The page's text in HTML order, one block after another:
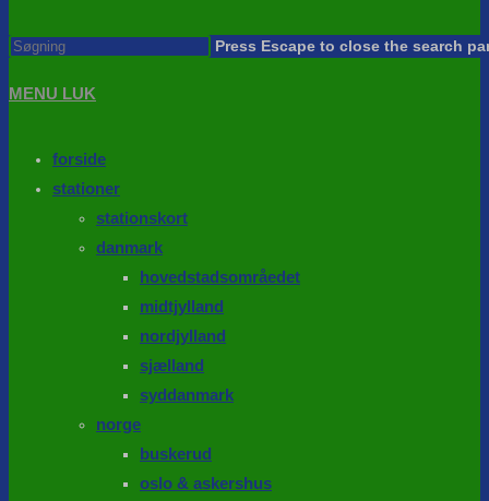
Press Escape to close the search
MENU LUK
forside
stationer
stationskort
danmark
hovedstadsområedet
midtjylland
nordjylland
sjælland
syddanmark
norge
buskerud
oslo & askershus